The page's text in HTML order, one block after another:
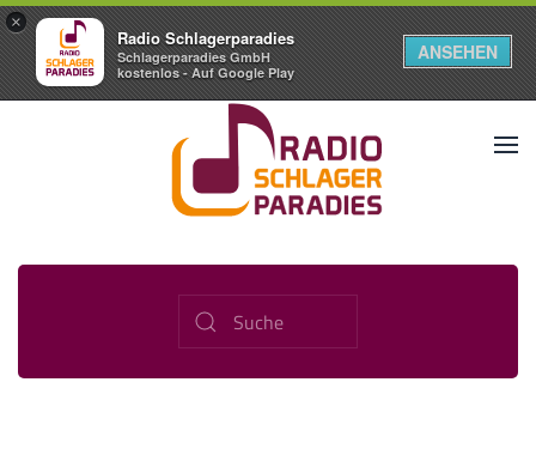
×
Radio Schlagerparadies
Schlagerparadies GmbH
kostenlos - Auf Google Play
ANSEHEN